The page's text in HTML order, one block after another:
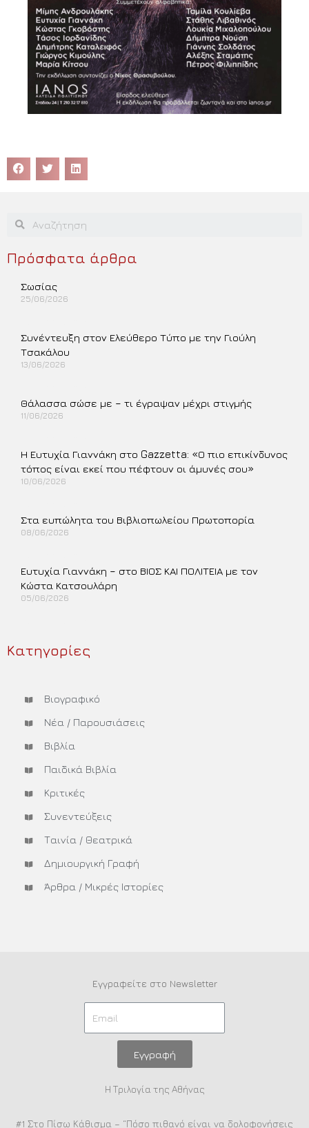
Πρόσφατα άρθρα
Σωσίας
25/06/2026
Συνέντευξη στον Ελεύθερο Τύπο με την Γιούλη
Τσακάλου
13/06/2026
Θάλασσα σώσε με – τι έγραψαν μέχρι στιγμής
11/06/2026
Η Ευτυχία Γιαννάκη στο Gazzetta: «Ο πιο επικίνδυνος
τόπος είναι εκεί που πέφτουν οι άμυνές σου»
10/06/2026
Στα ευπώλητα του Βιβλιοπωλείου Πρωτοπορία
08/06/2026
Ευτυχία Γιαννάκη – στο ΒΙΟΣ ΚΑΙ ΠΟΛΙΤΕΙΑ με τον
Κώστα Κατσουλάρη
05/06/2026
Κατηγορίες
Βιογραφικό
Νέα / Παρουσιάσεις
Βιβλία
Παιδικά Βιβλία
Κριτικές
Συνεντεύξεις
Ταινία / Θεατρικά
Δημιουργική Γραφή
Άρθρα / Μικρές Ιστορίες
Εγγραφείτε στο Newsletter
Εγγραφή
Η Τριλογία της Αθήνας
#1 Στο Πίσω Κάθισμα – “Πόσο πιθανό είναι να δολοφονήσεις